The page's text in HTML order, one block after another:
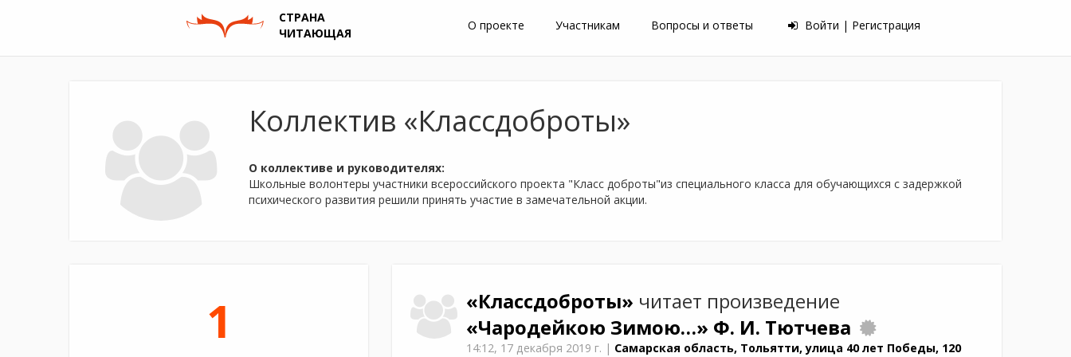
СТРАНА
ЧИТАЮЩАЯ
О проекте Участникам Вопросы и ответы Войти | Регистрация
Коллектив «Классдоброты»
О коллективе и руководителях:
Школьные волонтеры участники всероссийского проекта "Класс доброты"из специального класса для обучающихся с задержкой
психического развития решили принять участие в замечательной акции.
1 «Классдоброты» читает произведение
«Чародейкою Зимою…» Ф. И. Тютчева
14:12, 17 декабря 2019 г. | Самарская область, Тольятти, улица 40 лет Победы, 120